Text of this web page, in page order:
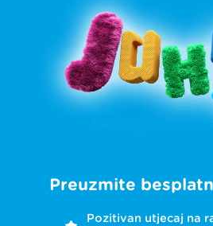
Preuzmite
Pozitivan utjecaj na